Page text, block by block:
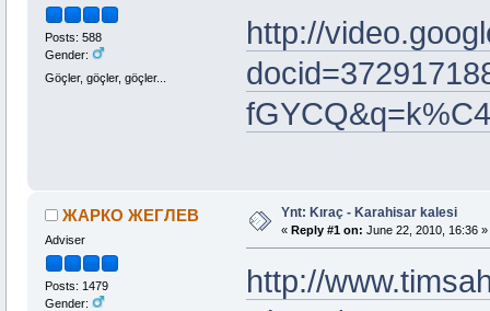
Posts: 588
Gender:
Göçler, göçler, göçler...
http://
ЖАРКО ЖЕГЛЕВ
Adviser
Posts: 1479
Gender:
Ynt: Kıraç - Karahisar kalesi
« Reply #1 on: June 22, 2010, 16:36 »
http://